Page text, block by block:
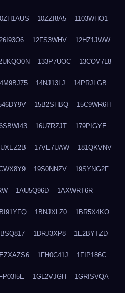
10ZZI8A5 1103WHO1
12FS3WHV 12HZ1JWW
133P7UOC 13COV7L8
14NJ13LJ 14PRJLGB
15B2SHBQ 15C9WR6H
16U7RZJT 179PIGYE
17VE7UAW 181QKVNV
19S0NNZV 19SYNG2F
1AU5Q96D 1AXWRT6R
1BNJXLZ0 1BR5X4KO
1DRJ3XP8 1E2BYTZD
1FH0C41J 1FIP186C
1GL2VJGH 1GRISVQA